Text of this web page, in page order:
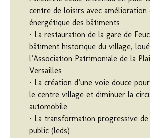
centre de loisirs avec amélioration
énergétique des bâtiments
· La restauration de la gare de
bâtiment historique du village,
l’Association Patrimoniale de la
Versailles
· La création d’une voie douce
le centre village et diminuer la
automobile
· La transformation progressive de
public (leds)